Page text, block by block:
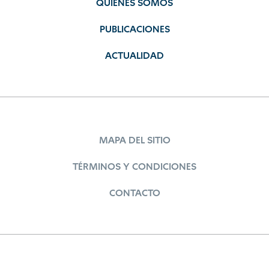
QUIÉNES SOMOS
PUBLICACIONES
ACTUALIDAD
MAPA DEL SITIO
TÉRMINOS Y CONDICIONES
CONTACTO